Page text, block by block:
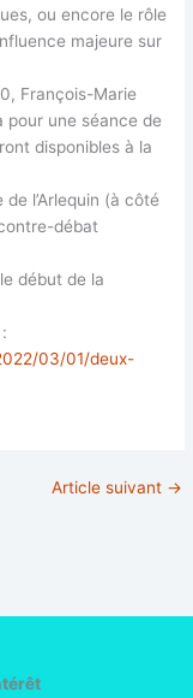
ou encore le rôle
majeure sur
François-Marie
pour une séance de
disponibles à la
l’Arlequin (à côté
débat
début de la
03/01/deux-
Article suivant →